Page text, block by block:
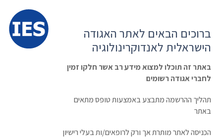
הרשמה ועדכון נתונים
כניסת חברים
ראשי » תעוד מפגש
כנס השנתי
ברוכים הבאים לאתר האגודה
הישראלית לאנדוקרינולוגיה
באתר זה תוכלו למצוא מידע רב אשר חלקו זמין
לחברי אגודה רשומים
תהליך ההרשמה מתבצע באמצעות טופס מתאים
באתר
הכניסה לאתר מותרת אך ורק לרופאים/ות בעלי רישיון